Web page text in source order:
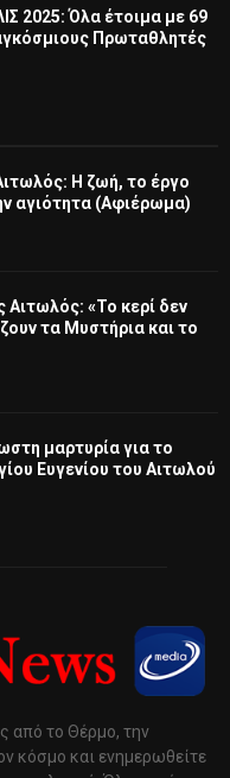
2025: Όλα έτοιμα με 69
Πρωταθλητές
Η ζωή, το έργο
αγιότητα (Αφιέρωμα)
Αιτωλός: «Το κερί δεν
τα Μυστήρια και το
μαρτυρία για το
Ευγενίου του Αιτωλού
από το Θέρμο, την
κόσμο και ενημερωθείτε